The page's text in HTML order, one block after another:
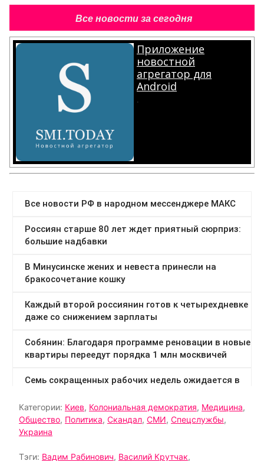
Все новости за сегодня
Приложение
новостной
агрегатор для
Android
.
Категории: Киев, Колониальная демократия, Медицина,
Общество, Политика, Скандал, СМИ, Спецслужбы,
Украина
Тэги: Вадим Рабинович, Василий Крутчак,